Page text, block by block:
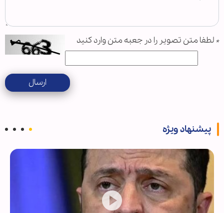
* لطفا متن تصویر را در جعبه متن وارد کنید
ارسال
پیشنهاد ویژه